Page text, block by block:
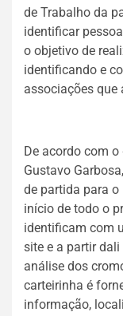
de Trabalho da
identificar
o objetivo de
identificando e
associações que
De acordo com o
Gustavo
de partida para o
início de todo o
identificam com
site e a partir
análise dos
carteirinha é
informação,